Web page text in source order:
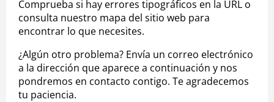
Comprueba si hay errores tipográficos en la URL o
consulta nuestro mapa del sitio web para
encontrar lo que necesites.
¿Algún otro problema? Envía un correo electrónico
a la dirección que aparece a continuación y nos
pondremos en contacto contigo. Te agradecemos
tu paciencia.